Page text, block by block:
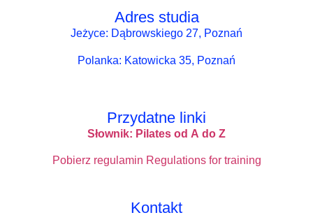
Adres studia
Jeżyce: Dąbrowskiego 27, Poznań
Polanka: Katowicka 35, Poznań
Przydatne linki
Słownik: Pilates od A do Z
Pobierz regulamin Regulations for training
Kontakt